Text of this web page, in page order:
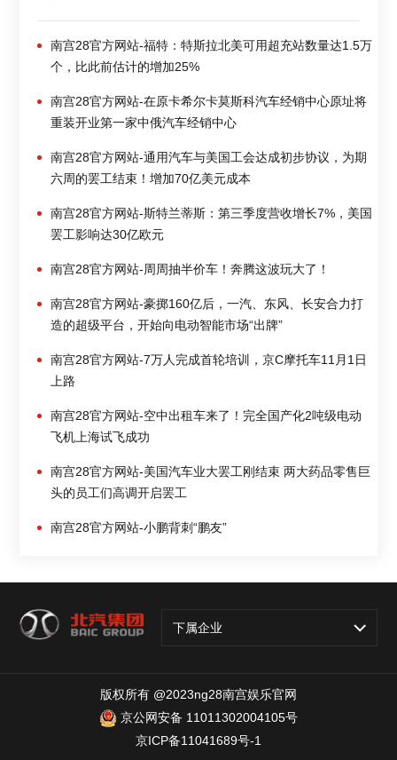
南宫28官方网站-福特：特斯拉北美可用超充站数量达1.5万
个，比此前估计的增加25%
南宫28官方网站-在原卡希尔卡莫斯科汽车经销中心原址将
重装开业第一家中俄汽车经销中心
南宫28官方网站-通用汽车与美国工会达成初步协议，为期
六周的罢工结束！增加70亿美元成本
南宫28官方网站-斯特兰蒂斯：第三季度营收增长7%，美国
罢工影响达30亿欧元
南宫28官方网站-周周抽半价车！奔腾这波玩大了！
南宫28官方网站-豪掷160亿后，一汽、东风、长安合力打
造的超级平台，开始向电动智能市场“出牌”
南宫28官方网站-7万人完成首轮培训，京C摩托车11月1日
上路
南宫28官方网站-空中出租车来了！完全国产化2吨级电动
飞机上海试飞成功
南宫28官方网站-美国汽车业大罢工刚结束 两大药品零售巨
头的员工们高调开启罢工
南宫28官方网站-小鹏背刺“鹏友”
下属企业
版权所有 @2023ng28南宫娱乐官网
京公网安备 11011302004105号
京ICP备11041689号-1